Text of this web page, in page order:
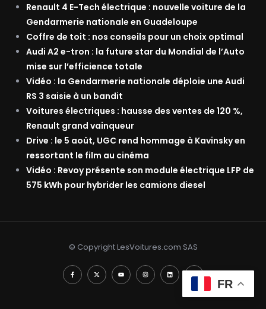
Renault 4 E-Tech électrique : nouvelle voiture de la
Gendarmerie nationale en Guadeloupe
Coffre de toit : nos conseils pour un choix optimal
Audi A2 e-tron : la future star du Mondial de l’Auto
mise sur l’efficience totale
Vidéo : la Gendarmerie nationale déploie une Audi
RS 3 saisie à un bandit
Voitures électriques : hausse des ventes de 120 %,
Renault grand vainqueur
Drive : le 5 août, UGC rend hommage à Kavinsky en
ressortant le film au cinéma
Vidéo : Revoy présente son module électrique LFP de
575 kWh pour hybrider les camions diesel
© Copyright LesVoitures.com SAS
FR